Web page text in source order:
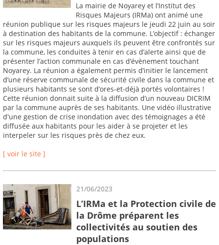
La mairie de Noyarey et l’Institut des
Risques Majeurs (IRMa) ont animé une
réunion publique sur les risques majeurs le jeudi 22 juin au soir
à destination des habitants de la commune. L’objectif : échanger
sur les risques majeurs auxquels ils peuvent être confrontés sur
la commune, les conduites à tenir en cas d’alerte ainsi que de
présenter l’action communale en cas d’évènement touchant
Noyarey. La réunion a également permis d’initier le lancement
d’une réserve communale de sécurité civile dans la commune et
plusieurs habitants se sont d’ores-et-déjà portés volontaires !
Cette réunion donnait suite à la diffusion d’un nouveau DICRIM
par la commune auprès de ses habitants. Une vidéo illustrative
d'une gestion de crise inondation avec des témoignages a été
diffusée aux habitants pour les aider à se projeter et les
interpeler sur les risques près de chez eux.
[ voir le site ]
21/06/2023
L’IRMa et la Protection civile de
la Drôme préparent les
collectivités au soutien des
populations